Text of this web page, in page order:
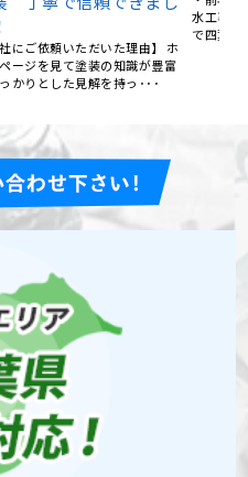
水工事を考えていたところ、ネット
で四葉建装が目に留まりました･･･